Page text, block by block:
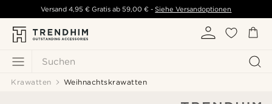
Suchen
Versand 4,95 € Gratis ab59,00 € - Siehe Versandoptionen
Krawatten Weihnachtskrawatten